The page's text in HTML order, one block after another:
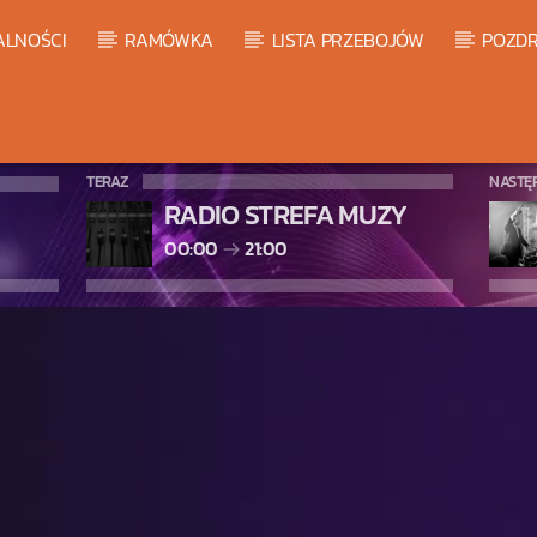
RAMÓWKA LISTA PRZEBOJÓW
TERAZ
RADIO STREFA MUZY
00:00 21:00